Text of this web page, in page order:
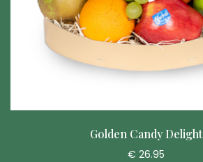
Golden Candy Delight
€ 26.95